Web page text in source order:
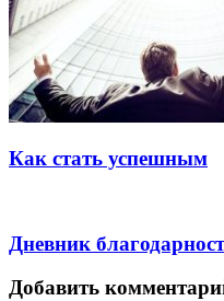
Как стать успешным
Дневник
Добавить